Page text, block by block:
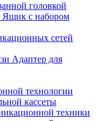
головкой
Ящик с набором
сетей
Адаптер для
технологии
кассеты
техники